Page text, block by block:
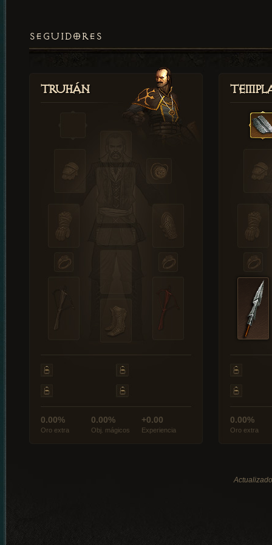
SEGUIDORES
Truhán
0.00%
Oro extra
0.00%
Obj. mágicos
+0.00
Experiencia
0.00%
Oro extra